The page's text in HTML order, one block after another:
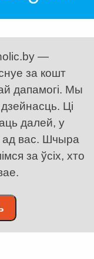
—
за кошт
дапамогі. Мы
Ці
далей, у
ад вас. Шчыра
за ўсіх, хто